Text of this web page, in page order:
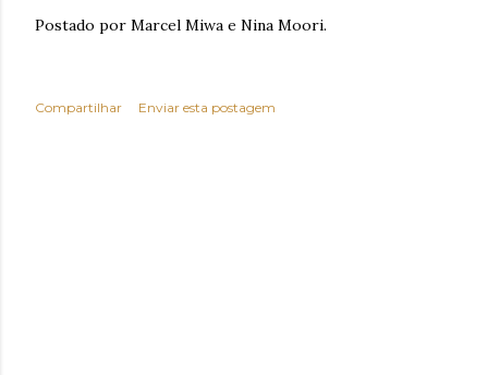
Postado por Marcel Miwa e Nina Moori.
Compartilhar Enviar esta postagem